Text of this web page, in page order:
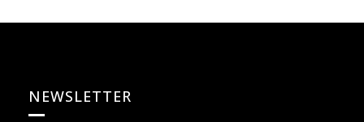
NEWSLETTER